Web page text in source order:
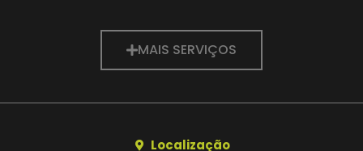
MAIS SERVIÇOS
Localização